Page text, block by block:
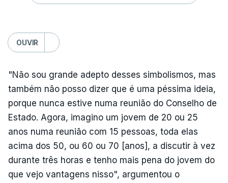
OUVIR
"Não sou grande adepto desses simbolismos, mas
também não posso dizer que é uma péssima ideia,
porque nunca estive numa reunião do Conselho de
Estado. Agora, imagino um jovem de 20 ou 25
anos numa reunião com 15 pessoas, toda elas
acima dos 50, ou 60 ou 70 [anos], a discutir à vez
durante três horas e tenho mais pena do jovem do
que vejo vantagens nisso", argumentou o